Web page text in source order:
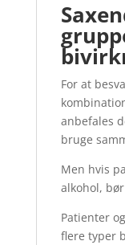
For at
anbefales
bruge
Men hvis
alkohol,
Patienter
flere typer